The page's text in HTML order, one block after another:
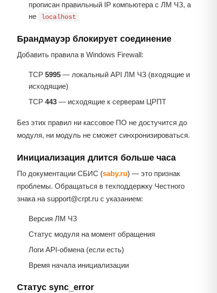
прописан правильный IP компьютера с ЛМ ЧЗ, а
не
localhost
Брандмауэр блокирует соединение
Добавить правила в Windows Firewall:
TCP 5995 — локальный API ЛМ ЧЗ (входящие и
исходящие)
TCP 443 — исходящие к серверам ЦРПТ
Без этих правил ни кассовое ПО не достучится до
модуля, ни модуль не сможет синхронизироваться.
Инициализация длится больше часа
По документации СБИС (saby.ru) — это признак
проблемы. Обращаться в техподдержку Честного
знака на support@crpt.ru с указанием:
Версия ЛМ ЧЗ
Статус модуля на момент обращения
Логи API-обмена (если есть)
Время начала инициализации
Статус sync_error